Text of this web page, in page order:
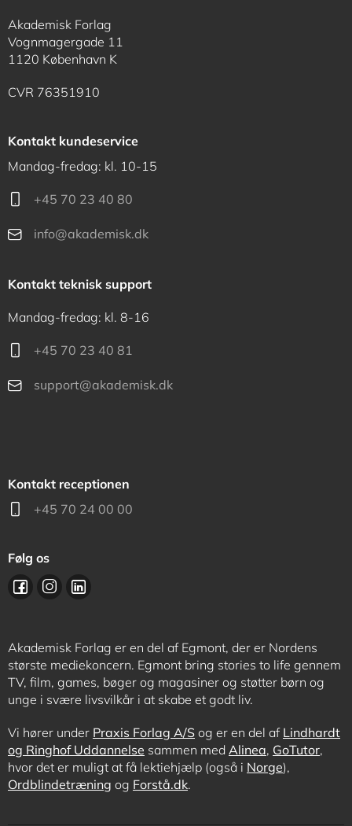
Akademisk Forlag
Vognmagergade 11
1120 København K
CVR 76351910
Kontakt kundeservice
Mandag-fredag: kl. 10-15
+45 70 23 40 80
info@akademisk.dk
Kontakt teknisk support
Mandag-fredag: kl. 8-16
+45 70 23 40 81
support@akademisk.dk
Kontakt receptionen
+45 70 24 00 00
Følg os
Akademisk Forlag er en del af Egmont, der er Nordens
største mediekoncern. Egmont bring stories to life gennem
TV, film, games, bøger og magasiner og støtter børn og
unge i svære livsvilkår i at skabe et godt liv.
Vi hører under Praxis Forlag A/S og er en del af Lindhardt
og Ringhof Uddannelse sammen med Alinea, GoTutor,
hvor det er muligt at få lektiehjælp (også i Norge),
Ordblindetræning og Forstå.dk.